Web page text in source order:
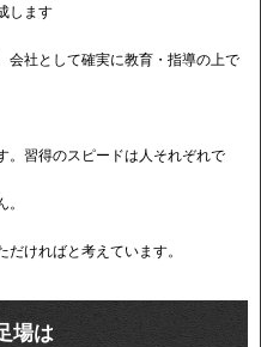
します
会社として確実に教育・指導の上で
。習得のスピードは人それぞれで
ければと考えています。
場は